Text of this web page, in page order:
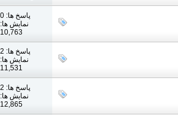
پاسخ ها: 0
نمایش ها:
10,763
پاسخ ها: 2
نمایش ها:
11,531
پاسخ ها: 2
نمایش ها:
12,865